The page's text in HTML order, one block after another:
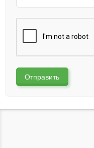
Отправить